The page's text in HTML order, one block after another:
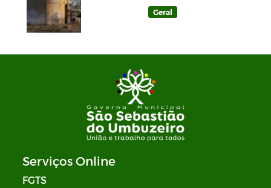
Geral
Serviços Online
FGTS